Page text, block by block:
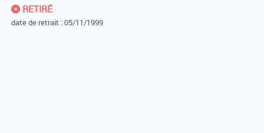
RETIRÉ
date de retrait : 05/11/1999